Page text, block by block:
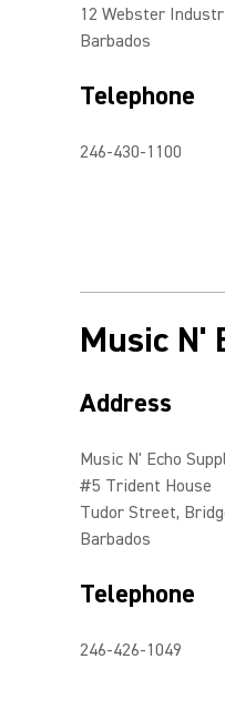
12 Webster
Barbados
Telephone
246-430-1100
Music N'
Address
Music N' Echo
#5 Trident House
Tudor Street,
Barbados
Telephone
246-426-1049